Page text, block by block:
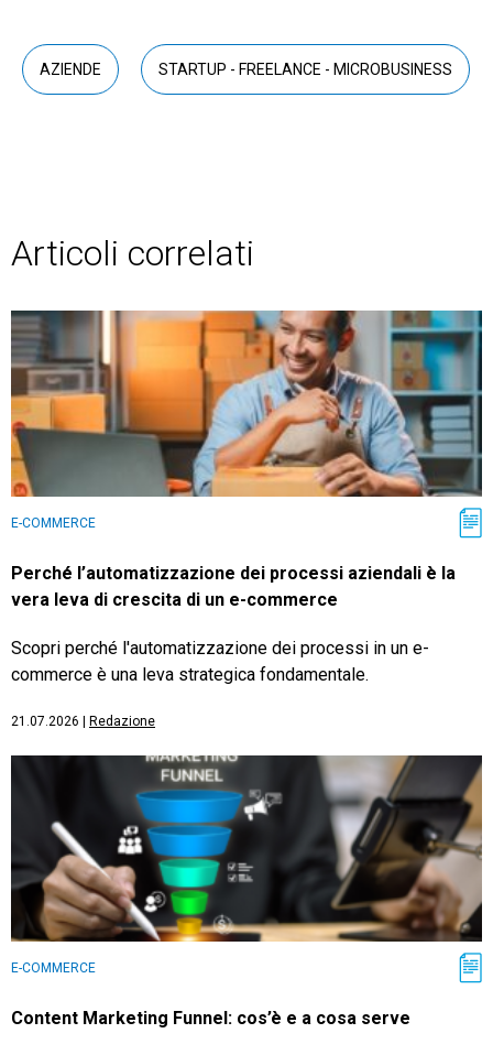
AZIENDE STARTUP - FREELANCE - MICROBUSINESS
Articoli correlati
E-COMMERCE
Perché l’automatizzazione dei processi aziendali è la
vera leva di crescita di un e-commerce
Scopri perché l'automatizzazione dei processi in un e-
commerce è una leva strategica fondamentale.
21.07.2026 Redazione
E-COMMERCE
Content Marketing Funnel: cos’è e a cosa serve